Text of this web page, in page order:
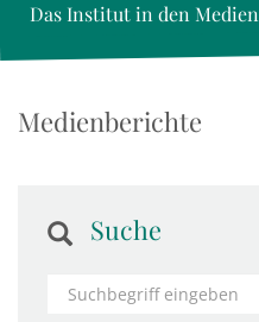
Das Institut in den Medien
Medienberichte
Suche